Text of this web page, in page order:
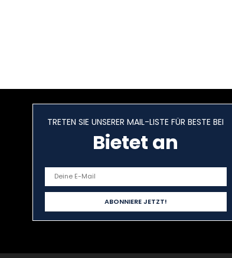
TRETEN SIE UNSERER MAIL-LISTE FÜR BESTE BEI
Bietet an